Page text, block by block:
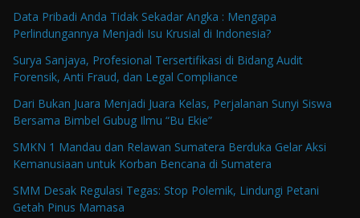
Data Pribadi Anda Tidak Sekadar Angka : Mengapa
Perlindungannya Menjadi Isu Krusial di Indonesia?
Surya Sanjaya, Profesional Tersertifikasi di Bidang Audit
Forensik, Anti Fraud, dan Legal Compliance
Dari Bukan Juara Menjadi Juara Kelas, Perjalanan Sunyi Siswa
Bersama Bimbel Gubug Ilmu “Bu Ekie”
SMKN 1 Mandau dan Relawan Sumatera Berduka Gelar Aksi
Kemanusiaan untuk Korban Bencana di Sumatera
SMM Desak Regulasi Tegas: Stop Polemik, Lindungi Petani
Getah Pinus Mamasa